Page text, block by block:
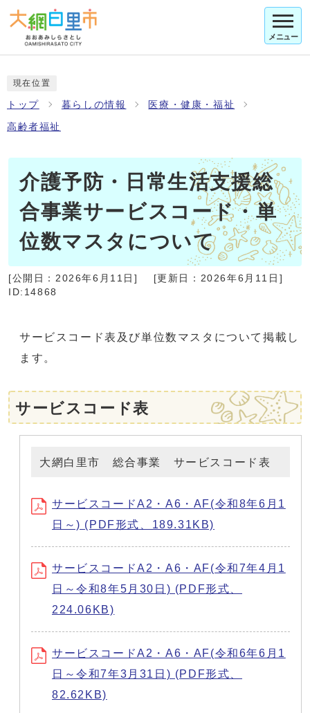
メニュー
現在位置
トップ 暮らしの情報 医療・健康・福祉
高齢者福祉
介護予防・日常生活支援総
合事業サービスコード・単
位数マスタについて
[公開日： 2026年6月11日 ] [更新日： 2026年6月11日 ]
ID:14868
サービスコード表及び単位数マスタについて掲載し
ます。
サービスコード表
大網白里市 総合事業 サービスコード表
サービスコードA2・A6・AF(令和8年6月1
日～) (PDF形式、189.31KB)
サービスコードA2・A6・AF(令和7年4月1
日～令和8年5月30日) (PDF形式、
224.06KB)
サービスコードA2・A6・AF(令和6年6月1
日～令和7年3月31日) (PDF形式、
82.62KB)